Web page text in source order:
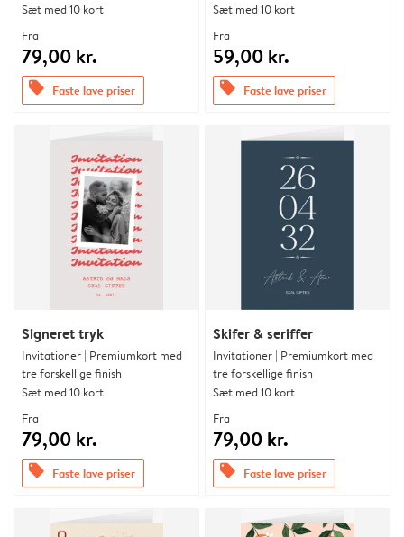
Sæt med 10 kort
Fra
79,00 kr.
offers Faste lave priser
Sæt med 10 kort
Fra
59,00 kr.
offers Faste lave priser
Signeret tryk
Invitationer | Premiumkort med
tre forskellige finish
Sæt med 10 kort
Fra
79,00 kr.
offers Faste lave priser
Skifer & seriffer
Invitationer | Premiumkort med
tre forskellige finish
Sæt med 10 kort
Fra
79,00 kr.
offers Faste lave priser